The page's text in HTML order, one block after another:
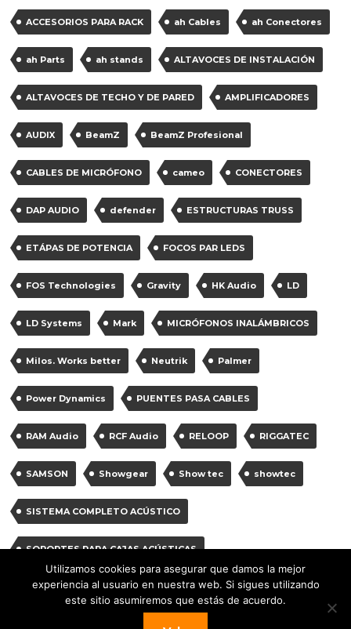
ACCESORIOS PARA RACK ah Cables ah Conectores
ah Parts ah stands ALTAVOCES DE INSTALACIÓN
ALTAVOCES DE TECHO Y DE PARED AMPLIFICADORES
AUDIX BeamZ BeamZ Profesional
CABLES DE MICRÓFONO cameo CONECTORES
DAP AUDIO defender ESTRUCTURAS TRUSS
ETÁPAS DE POTENCIA FOCOS PAR LEDS
FOS Technologies Gravity HK Audio LD
LD Systems Mark MICRÓFONOS INALÁMBRICOS
Milos. Works better Neutrik Palmer
Power Dynamics PUENTES PASA CABLES
RAM Audio RCF Audio RELOOP RIGGATEC
SAMSON Showgear Show tec showtec
SISTEMA COMPLETO ACÚSTICO
SOPORTES PARA CAJAS ACÚSTICAS
SOPORTES PARA MICRÓFONOS Vonyx Work
Utilizamos cookies para asegurar que damos la mejor
experiencia al usuario en nuestra web. Si sigues utilizando
este sitio asumiremos que estás de acuerdo.